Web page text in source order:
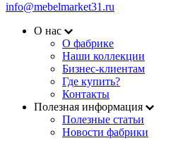
info@mebelmarket31.ru
О нас
О фабрике
Наши коллекции
Бизнес-клиентам
Где купить?
Контакты
Полезная информация
Полезные статьи
Новости фабрики